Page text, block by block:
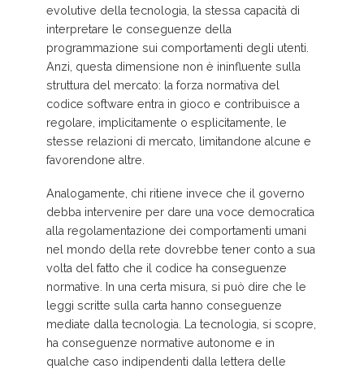
evolutive della tecnologia, la stessa capacità di
interpretare le conseguenze della
programmazione sui comportamenti degli utenti.
Anzi, questa dimensione non è ininfluente sulla
struttura del mercato: la forza normativa del
codice software entra in gioco e contribuisce a
regolare, implicitamente o esplicitamente, le
stesse relazioni di mercato, limitandone alcune e
favorendone altre.
Analogamente, chi ritiene invece che il governo
debba intervenire per dare una voce democratica
alla regolamentazione dei comportamenti umani
nel mondo della rete dovrebbe tener conto a sua
volta del fatto che il codice ha conseguenze
normative. In una certa misura, si può dire che le
leggi scritte sulla carta hanno conseguenze
mediate dalla tecnologia. La tecnologia, si scopre,
ha conseguenze normative autonome e in
qualche caso indipendenti dalla lettera delle